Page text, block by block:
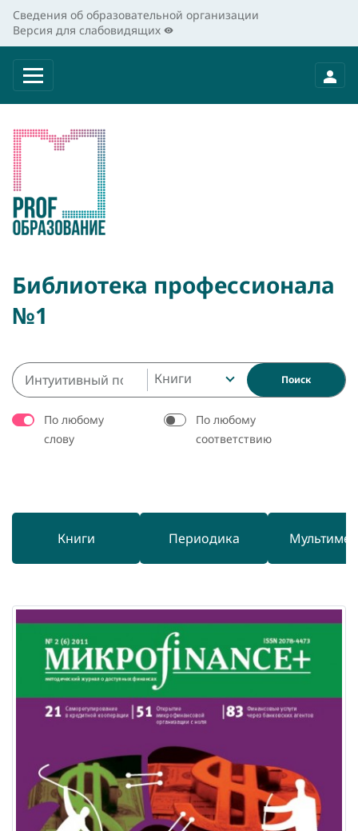
Сведения об образовательной организации
Версия для слабовидящих
Библиотека профессионала
№1
Книги Поиск
По любому
слову
По любому
соответствию
Книги Периодика